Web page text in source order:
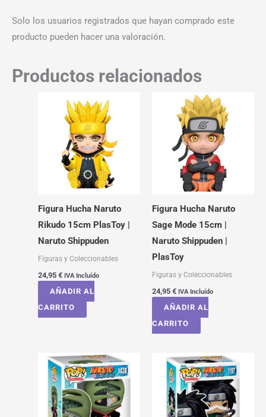
Solo los usuarios registrados que hayan comprado este
producto pueden hacer una valoración.
Productos relacionados
Figura Hucha Naruto
Rikudo 15cm PlasToy |
Naruto Shippuden
Figuras y Coleccionables
24,95 € IVA Incluído
AÑADIR AL
CARRITO
Figura Hucha Naruto
Sage Mode 15cm |
Naruto Shippuden |
PlasToy
Figuras y Coleccionables
24,95 € IVA Incluído
AÑADIR AL
CARRITO